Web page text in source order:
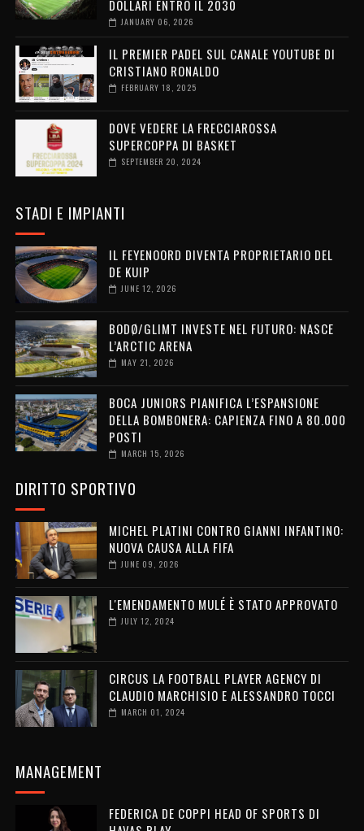
DOLLARI ENTRO IL 2030
JANUARY 06, 2026
IL PREMIER PADEL SUL CANALE YOUTUBE DI
CRISTIANO RONALDO
FEBRUARY 18, 2025
DOVE VEDERE LA FRECCIAROSSA
SUPERCOPPA DI BASKET
SEPTEMBER 20, 2024
STADI E IMPIANTI
IL FEYENOORD DIVENTA PROPRIETARIO DEL
DE KUIP
JUNE 12, 2026
BODØ/GLIMT INVESTE NEL FUTURO: NASCE
L’ARCTIC ARENA
MAY 21, 2026
BOCA JUNIORS PIANIFICA L’ESPANSIONE
DELLA BOMBONERA: CAPIENZA FINO A 80.000
POSTI
MARCH 15, 2026
DIRITTO SPORTIVO
MICHEL PLATINI CONTRO GIANNI INFANTINO:
NUOVA CAUSA ALLA FIFA
JUNE 09, 2026
L'EMENDAMENTO MULÉ È STATO APPROVATO
JULY 12, 2024
CIRCUS LA FOOTBALL PLAYER AGENCY DI
CLAUDIO MARCHISIO E ALESSANDRO TOCCI
MARCH 01, 2024
MANAGEMENT
FEDERICA DE COPPI HEAD OF SPORTS DI